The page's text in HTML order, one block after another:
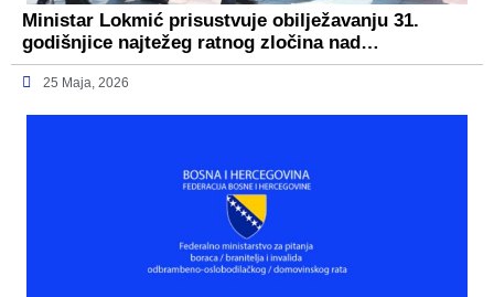
Ministar Lokmić prisustvuje obilježavanju 31.
godišnjice najtežeg ratnog zločina nad…
25 Maja, 2026